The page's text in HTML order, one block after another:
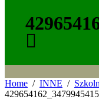
Home INNE